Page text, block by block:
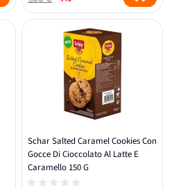
Schar Salted Caramel Cookies Con
Gocce Di Cioccolato Al Latte E
Caramello 150 G